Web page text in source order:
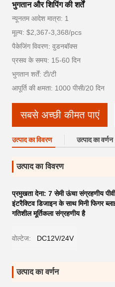
भुगतान और शिपिंग की शर्तें
न्यूनतम आदेश मात्रा: 1
मूल्य: $2,367-3,368/pcs
पैकेजिंग विवरण: वुडनबॉक्स
प्रसव के समय: 15-60 दिन
भुगतान शर्तें: टी/टी
आपूर्ति की क्षमता: 1000 पीसी/20 दिन
सबसे अच्छी कीमत पाएं
उत्पाद का विवरण उत्पाद का वर्णन
उत्पाद का विवरण
प्रमुखता देना: 7 सेमी ऊंचा संग्रहणीय
इंटरैक्टिव डिजाइन के साथ मिनी फिगर
गतिशील मूर्तिकला संग्रहणीय है
वोल्टेज: DC12V/24V
उत्पाद का वर्णन